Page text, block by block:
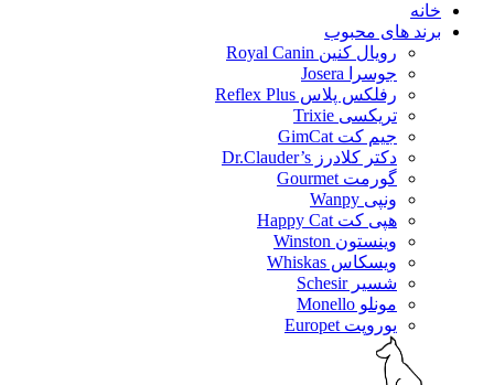
خانه
برند های محبوب
رویال کنین Royal Canin
جوسرا Josera
رفلکس پلاس Reflex Plus
تریکسی Trixie
جیم کت GimCat
دکتر کلادرز Dr.Clauder’s
گورمت Gourmet
ونپی Wanpy
هپی کت Happy Cat
وینستون Winston
ویسکاس Whiskas
شسیر Schesir
مونلو Monello
یوروپت Europet